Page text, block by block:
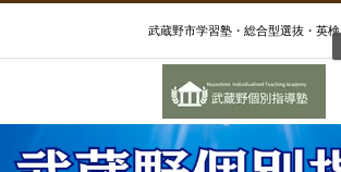
武蔵野市学習塾・総合型選抜・英検